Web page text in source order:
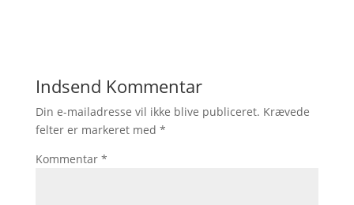
Indsend Kommentar
Din e-mailadresse vil ikke blive publiceret. Krævede
felter er markeret med *
Kommentar *